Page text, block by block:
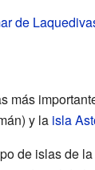
de
más
y la isla
de islas de